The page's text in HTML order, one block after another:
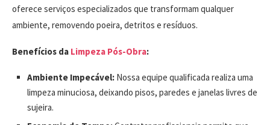
oferece serviços especializados que transformam qualquer
ambiente, removendo poeira, detritos e resíduos.
Benefícios da Limpeza Pós-Obra:
Ambiente Impecável: Nossa equipe qualificada realiza uma
limpeza minuciosa, deixando pisos, paredes e janelas livres de
sujeira.